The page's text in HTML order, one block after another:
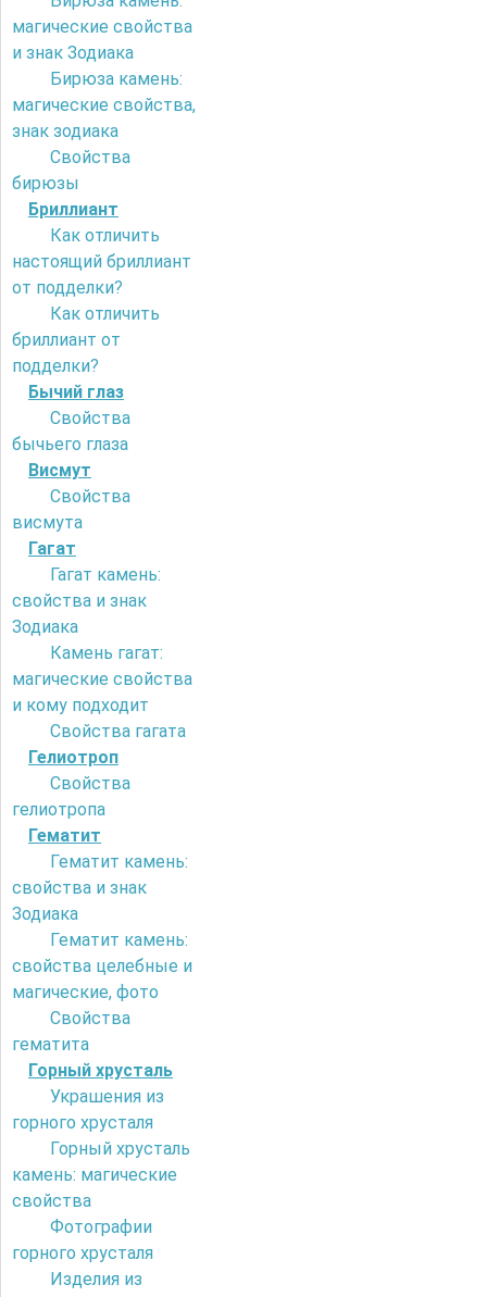
магические свойства
и знак Зодиака
Бирюза камень:
магические свойства,
знак зодиака
Свойства
бирюзы
Бриллиант
Как отличить
настоящий бриллиант
от подделки?
Как отличить
бриллиант от
подделки?
Бычий глаз
Свойства
бычьего глаза
Висмут
Свойства
висмута
Гагат
Гагат камень:
свойства и знак
Зодиака
Камень гагат:
магические свойства
и кому подходит
Свойства гагата
Гелиотроп
Свойства
гелиотропа
Гематит
Гематит камень:
свойства и знак
Зодиака
Гематит камень:
свойства целебные и
магические, фото
Свойства
гематита
Горный хрусталь
Украшения из
горного хрусталя
Горный хрусталь
камень: магические
свойства
Фотографии
горного хрусталя
Изделия из